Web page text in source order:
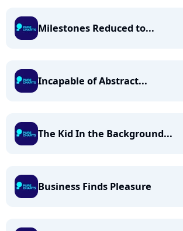
Milestones Reduced to...
Incapable of Abstract...
The Kid In the Background...
Business Finds Pleasure